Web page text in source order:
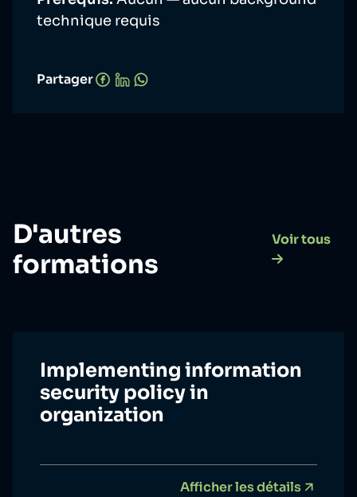
technique requis
Partager
D'autres
formations
Voir tous
Implementing information
security policy in
organization
Afficher les détails